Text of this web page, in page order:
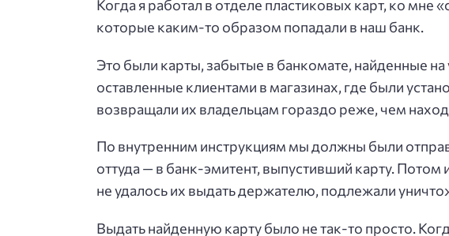
Когда я работал в отделе пластиковых карт, ко мне
которые каким-то образом попадали в наш банк.
Это были карты, забытые в банкомате, найденные
оставленные клиентами в магазинах, где были
возвращали их владельцам гораздо реже, чем
По внутренним инструкциям мы должны были
оттуда — в банк-эмитент, выпустивший карту. Потом
не удалось их выдать держателю, подлежали
Выдать найденную карту было не так-то просто.